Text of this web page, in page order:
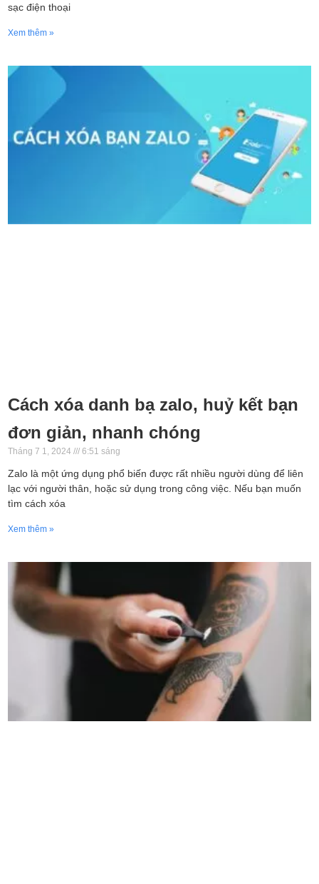
sạc điện thoại
Xem thêm »
Cách xóa danh bạ zalo, huỷ kết bạn
đơn giản, nhanh chóng
Tháng 7 1, 2024 6:51 sáng
Zalo là một ứng dụng phổ biến được rất nhiều người dùng để liên
lạc với người thân, hoặc sử dụng trong công việc. Nếu bạn muốn
tìm cách xóa
Xem thêm »